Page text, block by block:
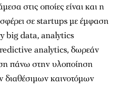
στις οποίες είναι και η
σε startups µε έµφαση
big data, analytics
analytics, δωρεάν
πάνω στην υλοποίηση
καινοτόµων